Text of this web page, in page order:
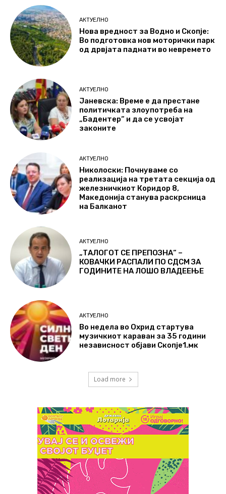
АКТУЕЛНО
Нова вредност за Водно и Скопје:
Во подготовка нов моторички парк
од дрвјата паднати во невремето
АКТУЕЛНО
Јаневска: Време е да престане
политичката злоупотреба на
„Бадентер“ и да се усвојат
законите
АКТУЕЛНО
Николоски: Почнуваме со
реализација на третата секција од
железничкиот Коридор 8,
Македонија станува раскрсница
на Балканот
АКТУЕЛНО
„ТАЛОГОТ СЕ ПРЕПОЗНА“ –
КОВАЧКИ РАСПАЛИ ПО СДСМ ЗА
ГОДИНИТЕ НА ЛОШО ВЛАДЕЕЊЕ
АКТУЕЛНО
Во недела во Охрид стартува
музичкиот караван за 35 години
независност објави Скопје1.мк
Load more